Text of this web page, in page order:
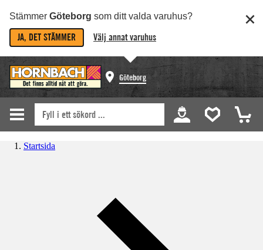
Stämmer Göteborg som ditt valda varuhus?
JA, DET STÄMMER Välj annat varuhus
Göteborg
Startsida